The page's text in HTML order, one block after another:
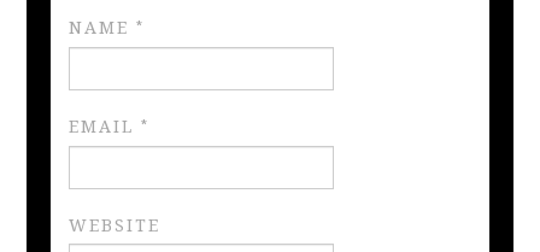
NAME*
EMAIL*
WEBSITE